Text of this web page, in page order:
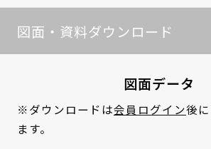
図面・資料ダウンロード
図面データ
※ダウンロードは会員ログイン後
ます。